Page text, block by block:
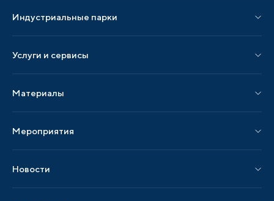
Индустриальные парки
Парки по регионам
Услуги и сервисы
Услуги по локализации
Материалы
Публикации СМИ и статьи
Мероприятия
Мероприятия отрасли
Новости